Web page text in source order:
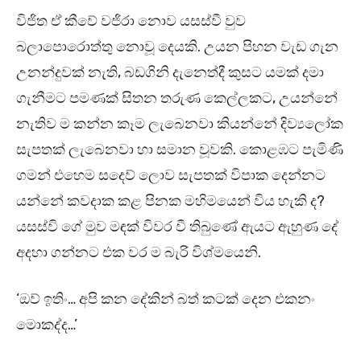
විජිත ඒ කීවේ වජිරා නොව යසස්වී වුව
බලාපොරොත්තු නොවූ දෙයකි. උයන පිහන වැඩ ගැන
උනන්දුවක් නැති, බඩගිනි දැනෙත්දී කුසට යමක් දමා
ගැනීමට පමණක් සිතන තරුණ කෙල්ලකට, උයන්නේ
නැතිව ම කන්න කෑම ලැබෙනවා කියන්නේ දිව්‍යලෝක
සැපතක් ලැබෙනවා හා සමාන වූවකි. කොළඹට පැමිණි
ගමන් එහෙම සදෙව් ලොව සැපතක් විපාක දෙන්නට
යන්නේ කවදාක කළ පිනක මහිමයෙන් විය හැකි ද?
යසස්වි ගේ මුව මඳක් විවර වී තිබුණේ ඇයට ඇහුණ දේ
අදහා ගන්නට එක වර ම බැරි විශ්මයෙනි.
‘ඔව් ඉතිං… අපි කන දේකින් බත් කටක් දෙන එකනං
මොකද්ද…’